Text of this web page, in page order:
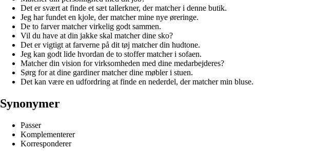
Det er svært at finde et sæt tallerkner, der matcher i denne butik.
Jeg har fundet en kjole, der matcher mine nye øreringe.
De to farver matcher virkelig godt sammen.
Vil du have at din jakke skal matcher dine sko?
Det er vigtigt at farverne på dit tøj matcher din hudtone.
Jeg kan godt lide hvordan de to stoffer matcher i sofaen.
Matcher din vision for virksomheden med dine medarbejderes?
Sørg for at dine gardiner matcher dine møbler i stuen.
Det kan være en udfordring at finde en nederdel, der matcher min bluse.
Synonymer
Passer
Komplementerer
Korresponderer